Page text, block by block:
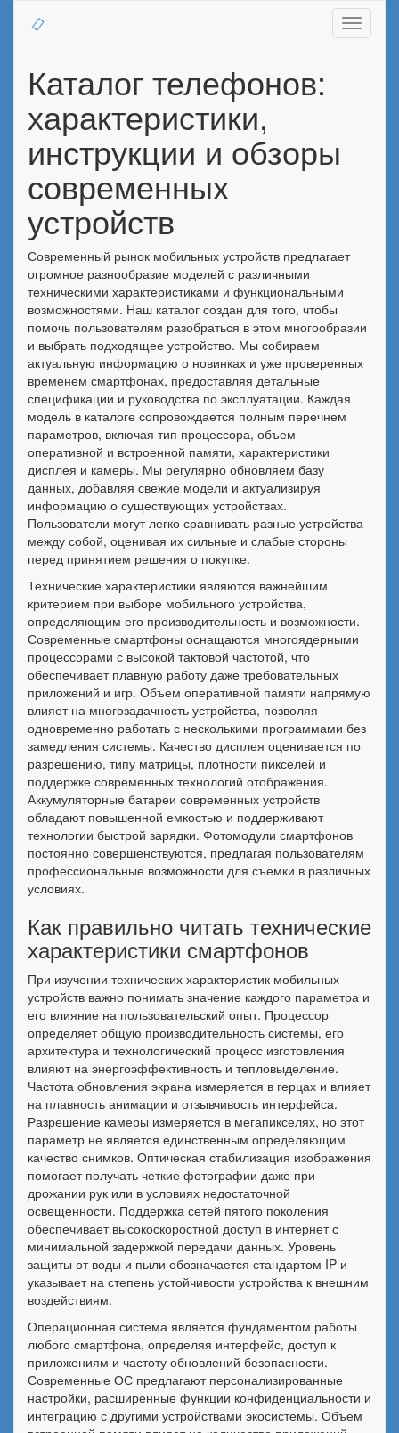
Toggle
Каталог телефонов:
характеристики,
инструкции и обзоры
современных
устройств
Современный рынок мобильных устройств предлагает
огромное разнообразие моделей с различными
техническими характеристиками и функциональными
возможностями. Наш каталог создан для того, чтобы
помочь пользователям разобраться в этом многообразии
и выбрать подходящее устройство. Мы собираем
актуальную информацию о новинках и уже проверенных
временем смартфонах, предоставляя детальные
спецификации и руководства по эксплуатации. Каждая
модель в каталоге сопровождается полным перечнем
параметров, включая тип процессора, объем
оперативной и встроенной памяти, характеристики
дисплея и камеры. Мы регулярно обновляем базу
данных, добавляя свежие модели и актуализируя
информацию о существующих устройствах.
Пользователи могут легко сравнивать разные устройства
между собой, оценивая их сильные и слабые стороны
перед принятием решения о покупке.
Технические характеристики являются важнейшим
критерием при выборе мобильного устройства,
определяющим его производительность и возможности.
Современные смартфоны оснащаются многоядерными
процессорами с высокой тактовой частотой, что
обеспечивает плавную работу даже требовательных
приложений и игр. Объем оперативной памяти напрямую
влияет на многозадачность устройства, позволяя
одновременно работать с несколькими программами без
замедления системы. Качество дисплея оценивается по
разрешению, типу матрицы, плотности пикселей и
поддержке современных технологий отображения.
Аккумуляторные батареи современных устройств
обладают повышенной емкостью и поддерживают
технологии быстрой зарядки. Фотомодули смартфонов
постоянно совершенствуются, предлагая пользователям
профессиональные возможности для съемки в различных
условиях.
Как правильно читать технические
характеристики смартфонов
При изучении технических характеристик мобильных
устройств важно понимать значение каждого параметра и
его влияние на пользовательский опыт. Процессор
определяет общую производительность системы, его
архитектура и технологический процесс изготовления
влияют на энергоэффективность и тепловыделение.
Частота обновления экрана измеряется в герцах и влияет
на плавность анимации и отзывчивость интерфейса.
Разрешение камеры измеряется в мегапикселях, но этот
параметр не является единственным определяющим
качество снимков. Оптическая стабилизация изображения
помогает получать четкие фотографии даже при
дрожании рук или в условиях недостаточной
освещенности. Поддержка сетей пятого поколения
обеспечивает высокоскоростной доступ в интернет с
минимальной задержкой передачи данных. Уровень
защиты от воды и пыли обозначается стандартом IP и
указывает на степень устойчивости устройства к внешним
воздействиям.
Операционная система является фундаментом работы
любого смартфона, определяя интерфейс, доступ к
приложениям и частоту обновлений безопасности.
Современные ОС предлагают персонализированные
настройки, расширенные функции конфиденциальности и
интеграцию с другими устройствами экосистемы. Объем